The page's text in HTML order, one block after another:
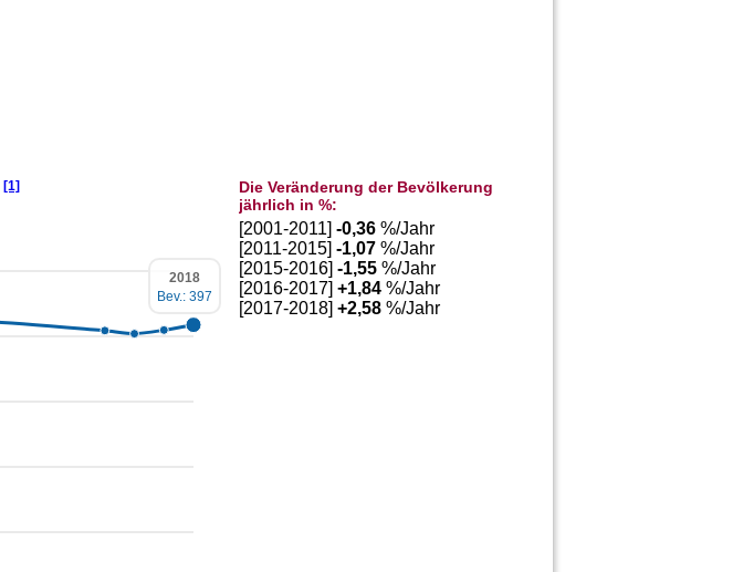
[1]
2018
Bev.: 397
Die Veränderung der Bevölkerung
jährlich in %:
[2001-2011]-0,36 %/Jahr
[2011-2015]-1,07 %/Jahr
[2015-2016]-1,55 %/Jahr
[2016-2017]+1,84 %/Jahr
[2017-2018]+2,58 %/Jahr